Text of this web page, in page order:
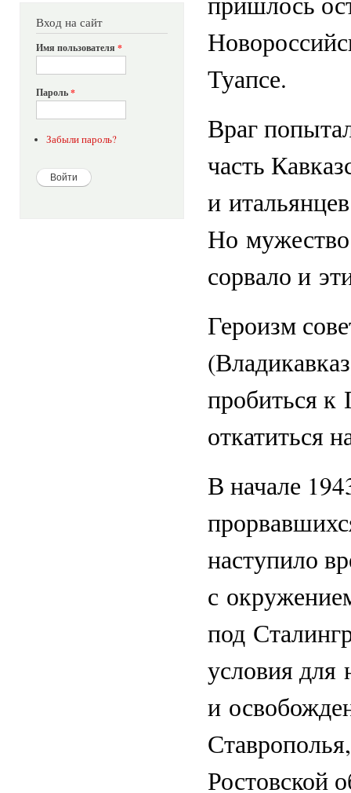
Вход на сайт
Имя пользователя *
Пароль*
Забыли пароль?
Туапсе.
Враг
часть
и
Но мужество
сорвало и
Героизм
пробиться к
откатиться
В начале
наступило
с
под
условия для
и
Ростовской